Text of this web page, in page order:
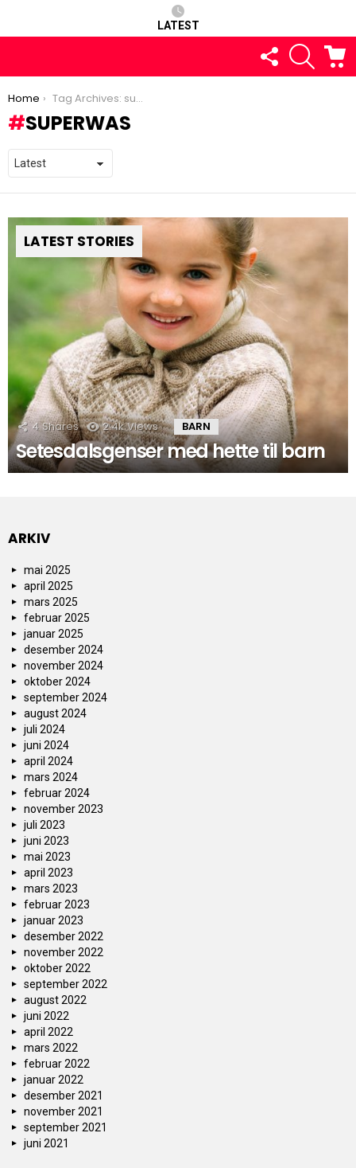
LATEST
FOLLOW
US
SEARCH
You are here:
Home Tag Archives: superwas
SUPERWAS
LATEST STORIES
4 Shares 2.4k Views BARN
Setesdalsgenser med hette til barn
ARKIV
mai 2025
april 2025
mars 2025
februar 2025
januar 2025
desember 2024
november 2024
oktober 2024
september 2024
august 2024
juli 2024
juni 2024
april 2024
mars 2024
februar 2024
november 2023
juli 2023
juni 2023
mai 2023
april 2023
mars 2023
februar 2023
januar 2023
desember 2022
november 2022
oktober 2022
september 2022
august 2022
juni 2022
april 2022
mars 2022
februar 2022
januar 2022
desember 2021
november 2021
september 2021
juni 2021